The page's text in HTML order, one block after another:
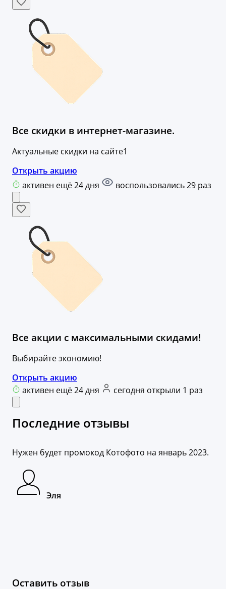
Все скидки в интернет-магазине.
Актуальные скидки на сайте1
Открыть акцию
активен ещё 24 дня
воспользовались 29 раз
Все акции с максимальными скидами!
Выбирайте экономию!
Открыть акцию
активен ещё 24 дня
сегодня открыли 1 раз
Последние отзывы
Нужен будет промокод Котофото на январь 2023.
Эля
Оставить отзыв